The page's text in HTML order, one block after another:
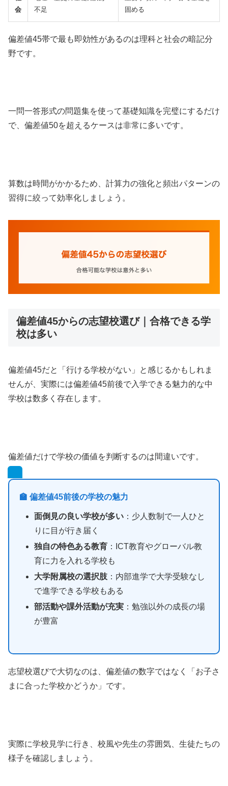
会
不足
固める
偏差値45帯で最も即効性があるのは理科と社会の暗記分
野です。
一問一答形式の問題集を使って基礎知識を完璧にするだけ
で、偏差値50を超えるケースは非常に多いです。
算数は時間がかかるため、計算力の強化と頻出パターンの
習得に絞って効率化しましょう。
偏差値45からの志望校選び｜合格できる学
校は多い
偏差値45だと「行ける学校がない」と感じるかもしれま
せんが、実際には偏差値45前後で入学できる魅力的な中
学校は数多く存在します。
偏差値だけで学校の価値を判断するのは間違いです。
🏫 偏差値45前後の学校の魅力
面倒見の良い学校が多い ：少人数制で一人ひと
りに目が行き届く
独自の特色ある教育 ：ICT教育やグローバル教
育に力を入れる学校も
大学附属校の選択肢 ：内部進学で大学受験なし
で進学できる学校もある
部活動や課外活動が充実 ：勉強以外の成長の場
が豊富
志望校選びで大切なのは、偏差値の数字ではなく「お子さ
まに合った学校かどうか」です。
実際に学校見学に行き、校風や先生の雰囲気、生徒たちの
様子を確認しましょう。